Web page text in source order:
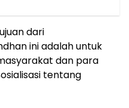
dari
ini adalah untuk
dan para
tentang